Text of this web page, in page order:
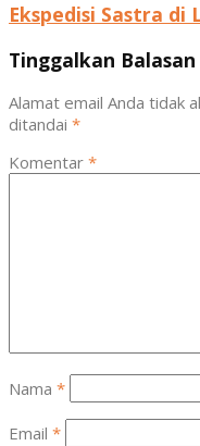
Ekspedisi Sastra di
Tinggalkan Balasan
Alamat email Anda tidak
ditandai *
Komentar *
Nama *
Email *